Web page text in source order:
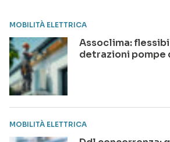
MOBILITÀ ELETTRICA
Assoclima:
detrazioni pompe
MOBILITÀ ELETTRICA